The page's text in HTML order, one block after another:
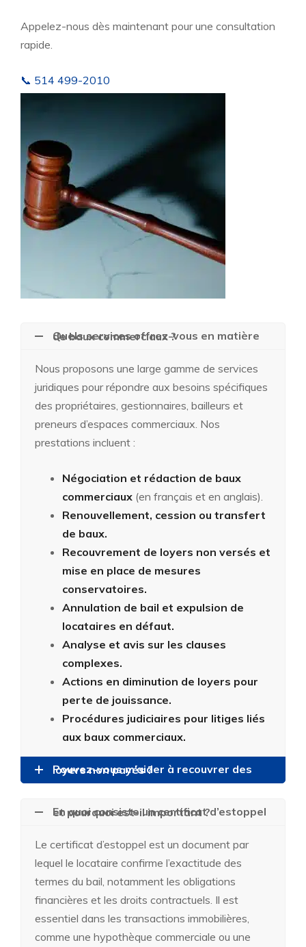
Appelez-nous dès maintenant pour une consultation
rapide.
📞 514 499-2010
Quels services offrez-vous en matière de baux commerciaux ?
Nous proposons une large gamme de services
juridiques pour répondre aux besoins spécifiques
des propriétaires, gestionnaires, bailleurs et
preneurs d’espaces commerciaux. Nos
prestations incluent :
Négociation et rédaction de baux
commerciaux (en français et en anglais).
Renouvellement, cession ou transfert
de baux.
Recouvrement de loyers non versés et
mise en place de mesures
conservatoires.
Annulation de bail et expulsion de
locataires en défaut.
Analyse et avis sur les clauses
complexes.
Actions en diminution de loyers pour
perte de jouissance.
Procédures judiciaires pour litiges liés
aux baux commerciaux.
Pouvez-vous m’aider à recouvrer des loyers non payés ?
En quoi consiste un certificat d’estoppel et pourquoi est-il important ?
Le certificat d’estoppel est un document par
lequel le locataire confirme l’exactitude des
termes du bail, notamment les obligations
financières et les droits contractuels. Il est
essentiel dans les transactions immobilières,
comme une hypothèque commerciale ou une